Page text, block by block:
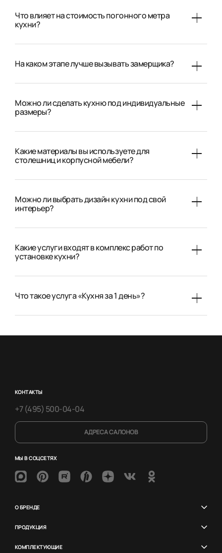
Что влияет на стоимость погонного метра
кухни?
На каком этапе лучше вызывать замерщика?
Можно ли сделать кухню под индивидуальные
размеры?
Какие материалы вы используете для
столешниц и корпусной мебели?
Можно ли выбрать дизайн кухни под свой
интерьер?
Какие услуги входят в комплекс работ по
установке кухни?
Что такое услуга «Кухня за 1 день»?
КОНТАКТЫ
+7 (495) 500-04-04
АДРЕСА САЛОНОВ
МЫ В СОЦСЕТЯХ
О БРЕНДЕ
ПРОДУКЦИЯ
КОМПЛЕКТУЮЩИЕ